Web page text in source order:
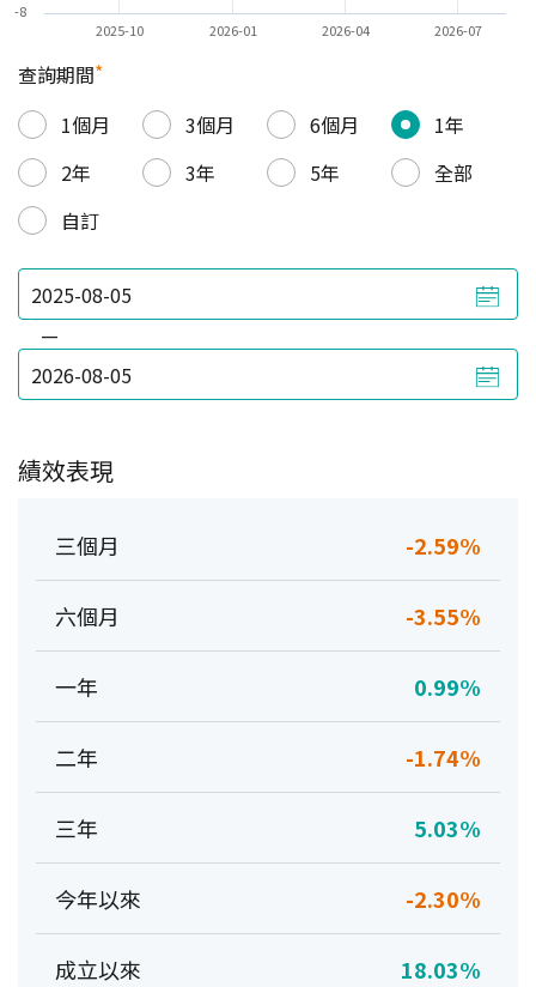
2025-10 2026-01 2026-04 2026-07
-8
查詢期間*
1個月
3個月 6個月
1年
2年
3年 5年
全部
自訂
—
績效表現
三個月 -2.59%
六個月 -3.55%
一年 0.99%
二年 -1.74%
三年 5.03%
今年以來 -2.30%
成立以來 18.03%